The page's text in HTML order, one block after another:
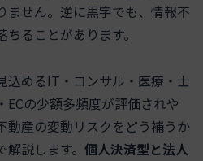
ません。逆に黒字でも、情報不
ることがあります。
込めるIT・コンサル・医療・士
の少額多頻度が評価されや
動産の変動リスクをどう補うか
説します。 個人決済型と法人